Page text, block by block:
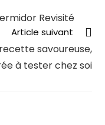
Revisité
Article suivant
savoureuse,
à tester chez soi